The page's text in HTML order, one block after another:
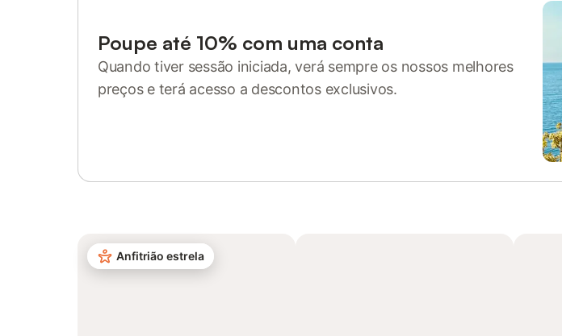
Poupe até 10% com uma conta
Quando tiver sessão iniciada, verá sempre os nossos melhores
preços e terá acesso a descontos exclusivos.
Anfitrião estrela